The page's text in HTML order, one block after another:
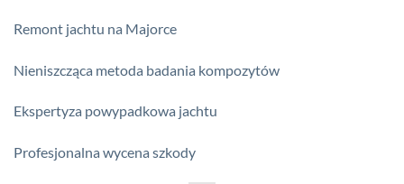
Remont jachtu na Majorce
Nieniszcząca metoda badania kompozytów
Ekspertyza powypadkowa jachtu
Profesjonalna wycena szkody